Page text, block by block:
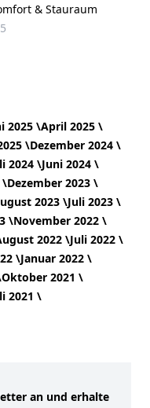
& Stauraum
2025 \April 2025 \
\Dezember 2024 \
2024 \Juni 2024 \
\Dezember 2023 \
2023 \Juli 2023 \
\November 2022 \
2022 \Juli 2022 \
\Januar 2022 \
Oktober 2021 \
2021 \
an und erhalte